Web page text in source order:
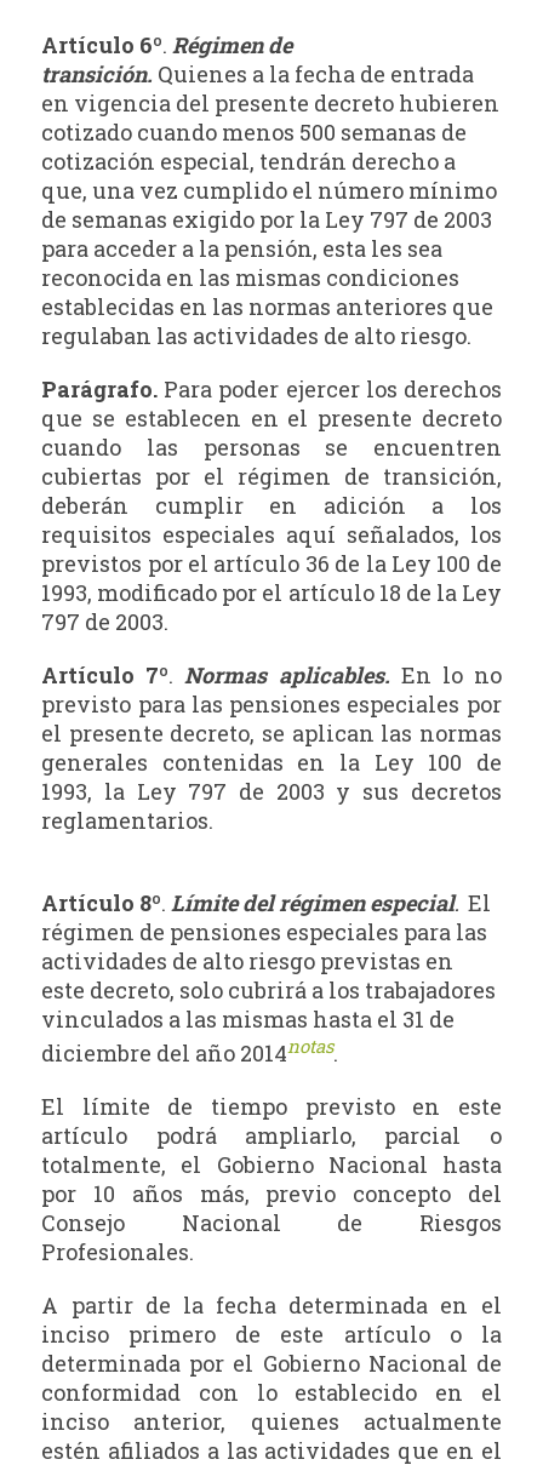
Artículo 6º. Régimen de
transición. Quienes a la fecha de entrada
en vigencia del presente decreto hubieren
cotizado cuando menos 500 semanas de
cotización especial, tendrán derecho a
que, una vez cumplido el número mínimo
de semanas exigido por la Ley 797 de 2003
para acceder a la pensión, esta les sea
reconocida en las mismas condiciones
establecidas en las normas anteriores que
regulaban las actividades de alto riesgo.
Parágrafo. Para poder ejercer los derechos
que se establecen en el presente decreto
cuando las personas se encuentren
cubiertas por el régimen de transición,
deberán cumplir en adición a los
requisitos especiales aquí señalados, los
previstos por el artículo 36 de la Ley 100 de
1993, modificado por el artículo 18 de la Ley
797 de 2003.
Artículo 7º. Normas aplicables. En lo no
previsto para las pensiones especiales por
el presente decreto, se aplican las normas
generales contenidas en la Ley 100 de
1993, la Ley 797 de 2003 y sus decretos
reglamentarios.
Artículo 8º. Límite del régimen especial. El
régimen de pensiones especiales para las
actividades de alto riesgo previstas en
este decreto, solo cubrirá a los trabajadores
vinculados a las mismas hasta el 31 de
diciembre del año 2014notas.
El límite de tiempo previsto en este
artículo podrá ampliarlo, parcial o
totalmente, el Gobierno Nacional hasta
por 10 años más, previo concepto del
Consejo Nacional de Riesgos
Profesionales.
A partir de la fecha determinada en el
inciso primero de este artículo o
la
determinada por el Gobierno Nacional de
conformidad con lo establecido en el
inciso anterior, quienes actualmente
estén afiliados a las actividades que en el